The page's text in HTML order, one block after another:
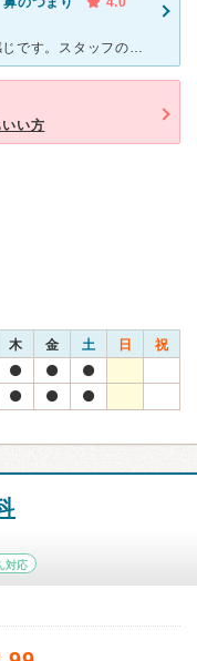
先生は、とてもやさしくて、丁寧でいい感じです。スタッフの方も親切で、とてもよかったです。 先生の治療はとてもよかったと思います。適切だったと思います。 病院の駐車場がせまいので、すぐにいっ
い方
木 金 土 日 祝
対応